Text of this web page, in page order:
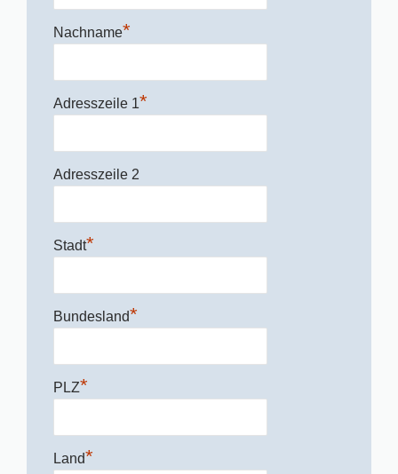
Nachname*
Adresszeile 1*
Adresszeile 2
Stadt*
Bundesland*
PLZ*
Land*